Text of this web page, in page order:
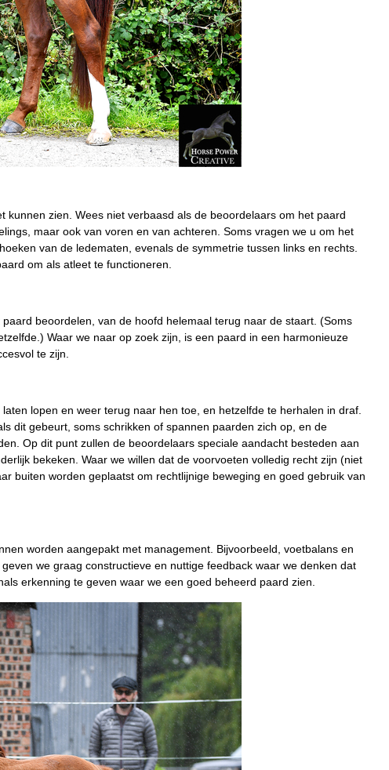
zien. Wees niet verbaasd als de beoordelaars om het paard
maar ook van voren en van achteren. Soms vragen we u om het
van de ledematen, evenals de symmetrie tussen links en rechts.
om als atleet te functioneren.
beoordelen, van de hoofd helemaal terug naar de staart. (Soms
Waar we naar op zoek zijn, is een paard in een harmonieuze
te zijn.
lopen en weer terug naar hen toe, en hetzelfde te herhalen in draf.
dit gebeurt, soms schrikken of spannen paarden zich op, en de
Op dit punt zullen de beoordelaars speciale aandacht besteden aan
bekeken. Waar we willen dat de voorvoeten volledig recht zijn (niet
buiten worden geplaatst om rechtlijnige beweging en goed gebruik van
worden aangepakt met management. Bijvoorbeeld, voetbalans en
we graag constructieve en nuttige feedback waar we denken dat
erkenning te geven waar we een goed beheerd paard zien.